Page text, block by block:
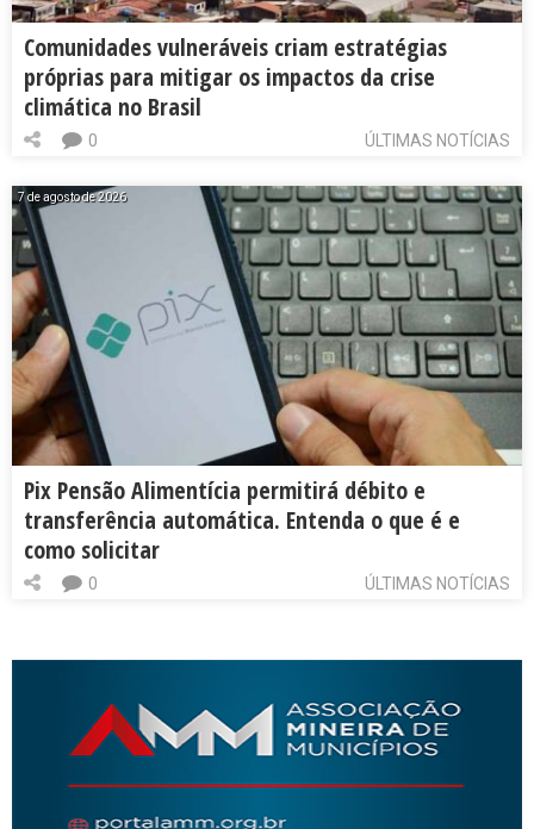
Comunidades vulneráveis criam estratégias
próprias para mitigar os impactos da crise
climática no Brasil
ÚLTIMAS NOTÍCIAS
0
7 de agosto de 2026
Pix Pensão Alimentícia permitirá débito e
transferência automática. Entenda o que é e
como solicitar
ÚLTIMAS NOTÍCIAS
0